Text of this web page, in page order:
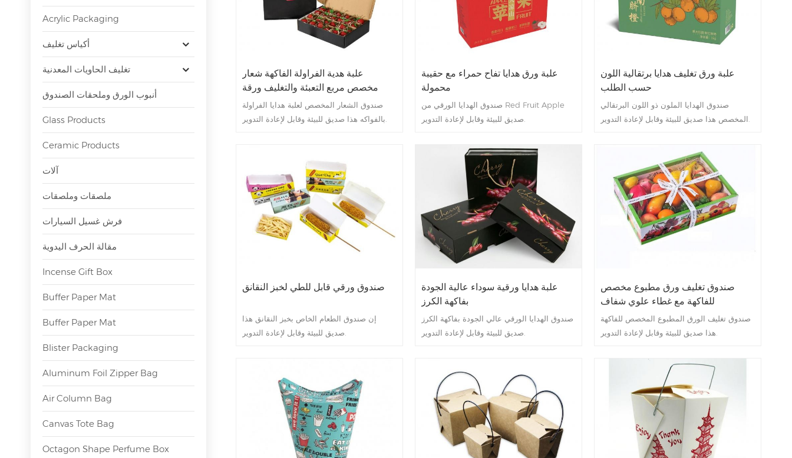
Acrylic Packaging
أكياس تغليف
تغليف الحاويات المعدنية
أنبوب الورق وملحقات الصندوق
Glass Products
Ceramic Products
آلات
ملصقات وملصقات
فرش غسيل السيارات
مقالة الحرف اليدوية
Incense Gift Box
Buffer Paper Mat
Buffer Paper Mat
Blister Packaging
Aluminum Foil Zipper Bag
Air Column Bag
Canvas Tote Bag
Octagon Shape Perfume Box
علبة هدية الفراولة الفاكهة شعار
مخصص مربع التعبئة والتغليف ورقة
نمط
صندوق الشعار المخصص لعلبة هدايا الفراولة
علبة ورق هدايا تفاح حمراء مع حقيبة
محمولة
صندوق الهدايا الورقي من Red Fruit Apple
علبة ورق تغليف هدايا برتقالية اللون
حسب الطلب
صندوق الهدايا الملون ذو اللون البرتقالي
صندوق ورقي قابل للطي لخبز النقانق
إن صندوق الطعام الخاص بخبز النقانق هذا
علبة هدايا ورقية سوداء عالية الجودة
بفاكهة الكرز
صندوق الهدايا الورقي عالي الجودة بفاكهة الكرز
صندوق تغليف ورق مطبوع مخصص
للفاكهة مع غطاء علوي شفاف
صندوق تغليف الورق المطبوع المخصص للفاكهة